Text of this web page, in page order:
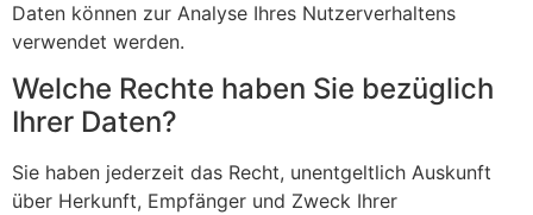
Daten können zur Analyse Ihres Nutzerverhaltens
verwendet werden.
Welche Rechte haben Sie bezüglich
Ihrer Daten?
Sie haben jederzeit das Recht, unentgeltlich Auskunft
über Herkunft, Empfänger und Zweck Ihrer